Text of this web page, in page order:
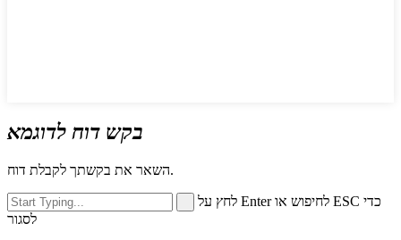
בקש דוח לדוגמא
השאר את בקשתך לקבלת דוח.
לחץ על Enter לחיפוש או ESC כדי
לסגור